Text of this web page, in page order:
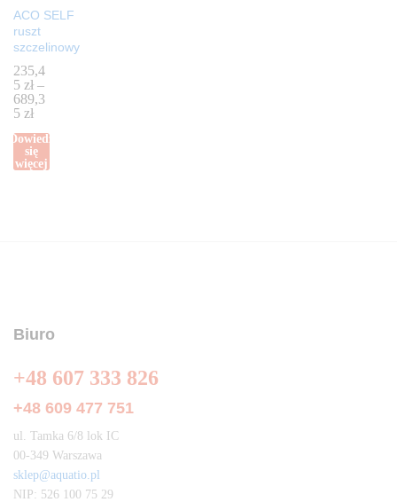
ACO SELF
ruszt
szczelinowy
235,4
5 zł –
689,3
5 zł
Dowiedz
się
więcej
Biuro
+48 607 333 826
+48 609 477 751
ul. Tamka 6/8 lok IC
00-349 Warszawa
sklep@aquatio.pl
NIP: 526 100 75 29